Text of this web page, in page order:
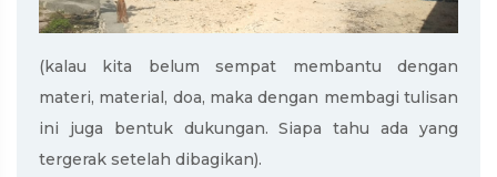
(kalau kita belum sempat membantu dengan
materi, material, doa, maka dengan membagi tulisan
ini juga bentuk dukungan. Siapa tahu ada yang
tergerak setelah dibagikan).